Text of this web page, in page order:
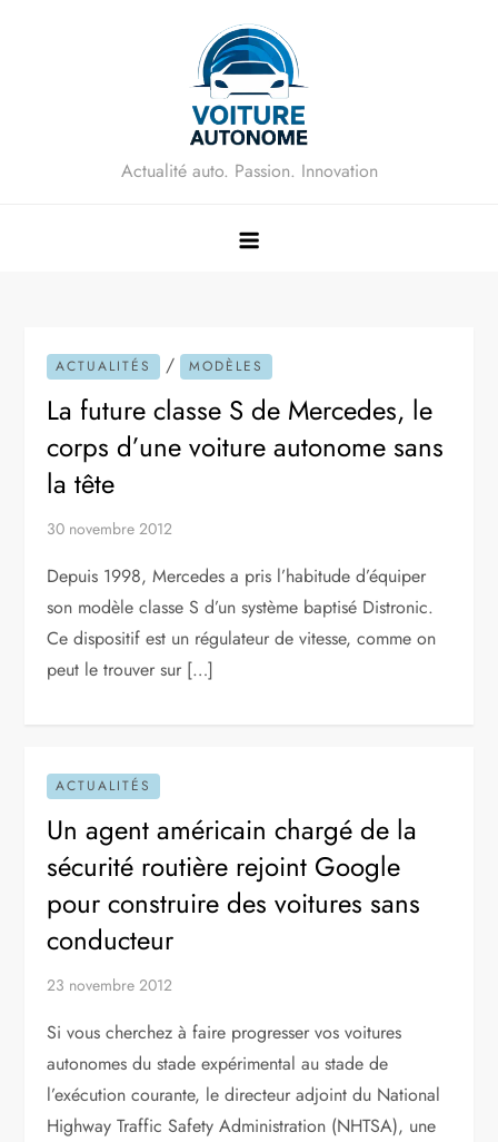
Actualité auto. Passion. Innovation
ACTUALITÉS / MODÈLES
La future classe S de Mercedes, le
corps d’une voiture autonome sans
la tête
30 novembre 2012
Depuis 1998, Mercedes a pris l’habitude d’équiper
son modèle classe S d’un système baptisé Distronic.
Ce dispositif est un régulateur de vitesse, comme on
peut le trouver sur […]
ACTUALITÉS
Un agent américain chargé de la
sécurité routière rejoint Google
pour construire des voitures sans
conducteur
23 novembre 2012
Si vous cherchez à faire progresser vos voitures
autonomes du stade expérimental au stade de
l’exécution courante, le directeur adjoint du National
Highway Traffic Safety Administration (NHTSA), une